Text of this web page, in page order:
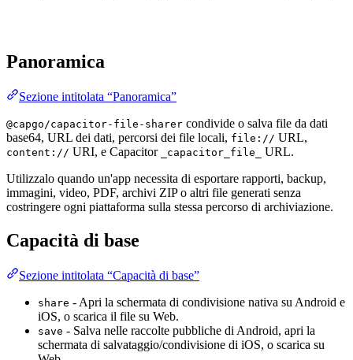
Panoramica
Sezione intitolata “Panoramica”
@capgo/capacitor-file-sharer condivide o salva file da dati
base64, URL dei dati, percorsi dei file locali, file:// URL,
content:// URI, e Capacitor _capacitor_file_
URL.
Utilizzalo quando un'app necessita di esportare rapporti, backup,
immagini, video, PDF, archivi ZIP o altri file generati senza
costringere ogni piattaforma sulla stessa percorso di archiviazione.
Capacità di base
Sezione intitolata “Capacità di base”
share - Apri la schermata di condivisione nativa su Android e
iOS, o scarica il file su Web.
save - Salva nelle raccolte pubbliche di Android, apri la
schermata di salvataggio/condivisione di iOS, o scarica su